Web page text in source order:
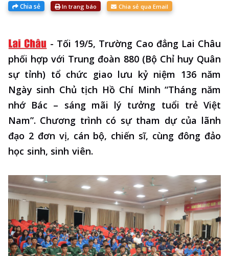
Chia sẻ In trang báo Chia sẻ qua Email
- Tối 19/5, Trường Cao đẳng Lai Châu
phối hợp với Trung đoàn 880 (Bộ Chỉ huy Quân
sự tỉnh) tổ chức giao lưu kỷ niệm 136 năm
Ngày sinh Chủ tịch Hồ Chí Minh “Tháng năm
nhớ Bác – sáng mãi lý tưởng tuổi trẻ Việt
Nam”. Chương trình có sự tham dự của lãnh
đạo 2 đơn vị, cán bộ, chiến sĩ, cùng đông đảo
học sinh, sinh viên.